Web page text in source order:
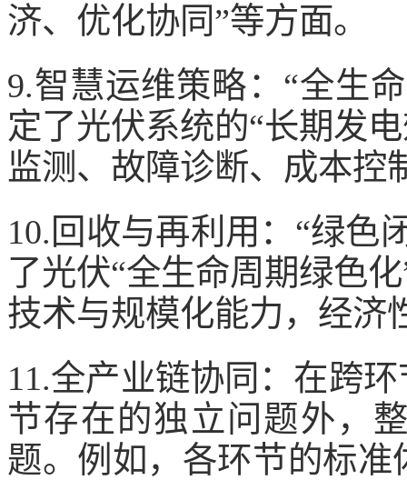
济、优化协同”等方面。
9.智慧运维策略：“全生
定了光伏系统的“长期发
监测、故障诊断、成本控
10.回收与再利用：“绿色
了光伏“全生命周期绿色
技术与规模化能力，经济
11.全产业链协同：在跨
节存在的独立问题外，
题。例如，各环节的标